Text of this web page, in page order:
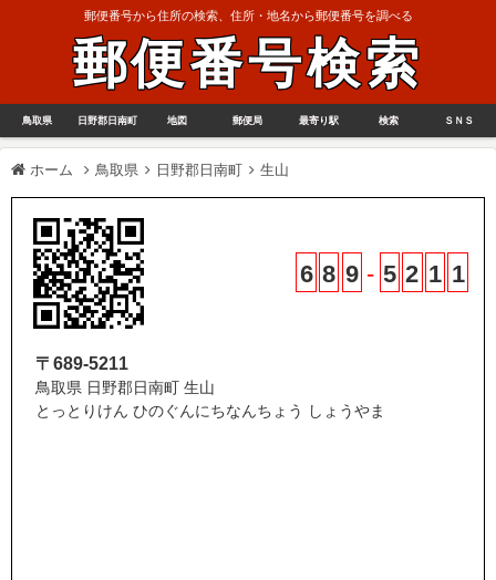
郵便番号から住所の検索、住所・地名から郵便番号を調べる
郵便番号検索
鳥取県 日野郡日南町 地図 郵便局 最寄り駅 検索 ＳＮＳ
ホーム 鳥取県 日野郡日南町 生山
6 8 9 - 5 2 1 1
〒689-5211
鳥取県 日野郡日南町 生山
とっとりけん ひのぐんにちなんちょう しょうやま